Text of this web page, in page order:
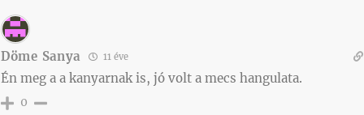
Döme Sanya 11 éve
Én meg a a kanyarnak is, jó volt a mecs hangulata.
0